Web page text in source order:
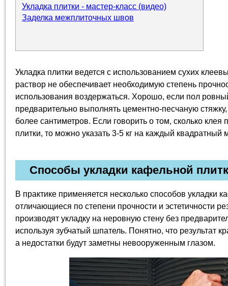
Укладка плитки - мастер-класс (видео)
Заделка межплиточных швов
Укладка плитки ведется с использованием сухих
раствор не обеспечивает необходимую степень
использования воздержаться. Хорошо, если пол
предварительно выполнять цементно-песчаную
более сантиметров. Если говорить о том, сколько клея
плитки, то можно указать 3-5 кг на каждый квадратный
Способы укладки кафельной
В практике применяется несколько способов укладки
отличающиеся по степени прочности и эстетичности
производят укладку на неровную стену без
используя зубчатый шпатель. Понятно, что результат
а недостатки будут заметны невооруженным глазом.